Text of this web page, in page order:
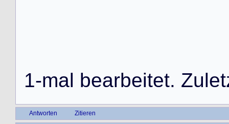
1-mal bearbeitet. Zulet
Antworten Zitieren